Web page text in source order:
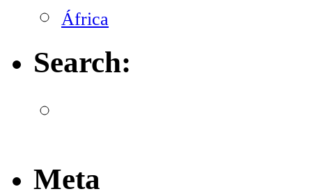
África
Search:
Meta